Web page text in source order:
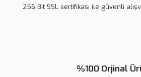
256 Bit SSL sertifikası ile güvenli
%100 Orjinal